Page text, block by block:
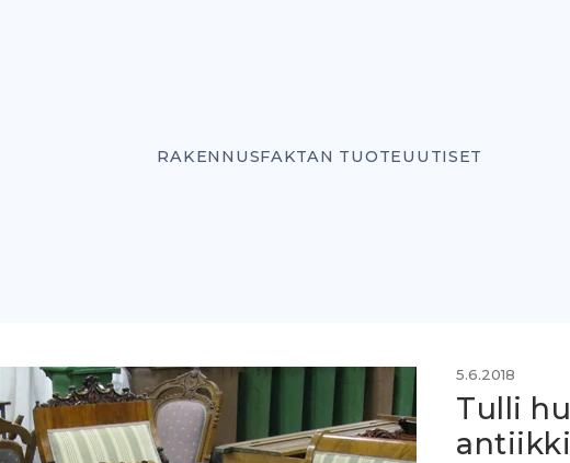
RAKENNUSFAKTAN TUOTEUUTISET
5.6.2018
Tulli